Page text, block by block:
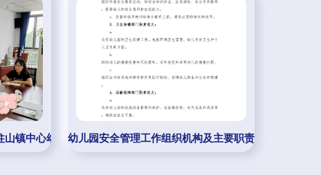
镇中心幼儿园迎接安庆市一级幼儿园复评评估
幼儿园安全管理工作组织机构及主要职责范文